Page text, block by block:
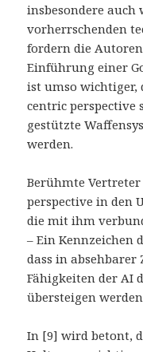
insbesondere auch
vorherrschenden
fordern die
Einführung einer
ist umso wichtiger,
centric perspective
gestützte
werden.
Berühmte
perspective in den
die mit ihm
– Ein Kennzeichen
dass in absehbarer
Fähigkeiten der AI
übersteigen
In [9] wird betont,